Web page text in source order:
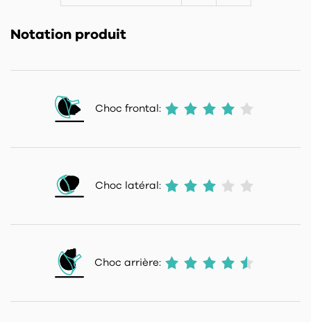
Notation produit
Choc frontal:
Choc latéral:
Choc arrière: